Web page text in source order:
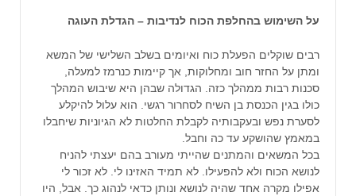
על השימוש בהחלפת הכוח לנדיבות – הגדלת העוגה
רבים שוקלים הפעלת כוח ואיומים בשלב השלישי של המשא
ומתן על החזר חוב ומחלוקות, אך קיימות כנרמז למעלה,
סכנות רבות ממהלך כזה. הגדולה שבהן היא שיבוש המהלך
כולו בגין הכנסת בן השיח לסחרור רגשי. הוא עלול להיקלע
לסערת נפש ובעקבותיה לקבלת החלטות לא הגיוניות שיחבלו
במאמץ שהושקע עד כה וחבל.
בכל המשאים והמתנים שהייתי מעורב בהם יעצתי להניח
לנושא הכוח ולא להפעילו. לא תמיד האזינו לי. לא זכור לי
אפילו מקרה אחד שהיה לנושא ונותן כדאי לנהוג כך. אבל, היו